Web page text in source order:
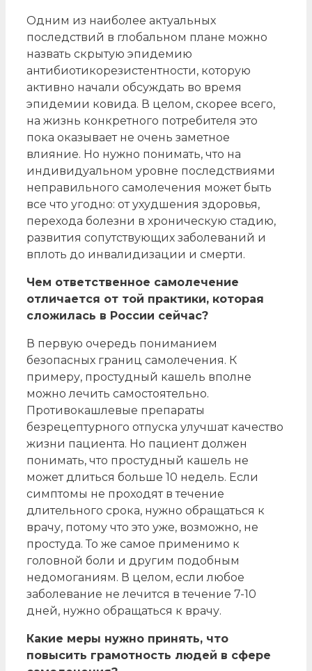
Одним из наиболее актуальных
последствий в глобальном плане можно
назвать скрытую эпидемию
антибиотикорезистентности, которую
активно начали обсуждать во время
эпидемии ковида. В целом, скорее всего,
на жизнь конкретного потребителя это
пока оказывает не очень заметное
влияние. Но нужно понимать, что на
индивидуальном уровне последствиями
неправильного самолечения может быть
все что угодно: от ухудшения здоровья,
перехода болезни в хроническую стадию,
развития сопутствующих заболеваний и
вплоть до инвалидизации и смерти.
Чем ответственное самолечение
отличается от той практики, которая
сложилась в России сейчас?
В первую очередь пониманием
безопасных границ самолечения. К
примеру, простудный кашель вполне
можно лечить самостоятельно.
Противокашлевые препараты
безрецептурного отпуска улучшат качество
жизни пациента. Но пациент должен
понимать, что простудный кашель не
может длиться больше 10 недель. Если
симптомы не проходят в течение
длительного срока, нужно обращаться к
врачу, потому что это уже, возможно, не
простуда. То же самое применимо к
головной боли и другим подобным
недомоганиям. В целом, если любое
заболевание не лечится в течение 7-10
дней, нужно обращаться к врачу.
Какие меры нужно принять, что
повысить грамотность людей в сфере